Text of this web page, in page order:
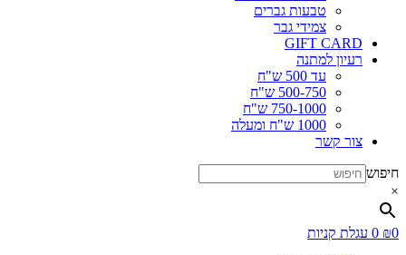
טבעות גברים
צמידי גבר
GIFT CARD
רעיון למתנה
עד 500 ש"ח
500-750 ש"ח
750-1000 ש"ח
1000 ש"ח ומעלה
צור קשר
חיפוש
×
₪0
0 עגלת קניות